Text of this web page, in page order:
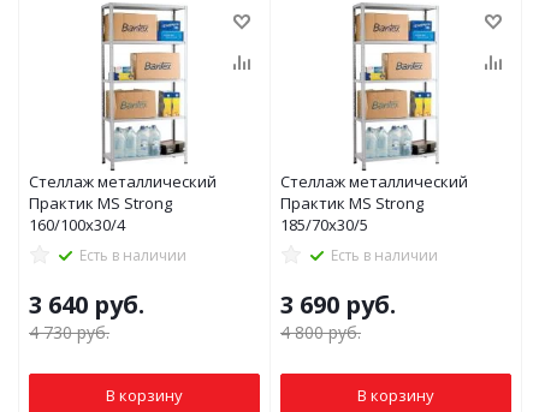
Стеллаж металлический
Практик MS Strong
160/100x30/4
Есть в наличии
3 640 руб.
4 730руб.
В корзину
Стеллаж металлический
Практик MS Strong
185/70x30/5
Есть в наличии
3 690 руб.
4 800руб.
В корзину